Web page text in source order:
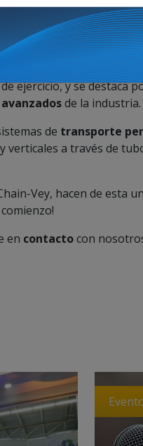
al grupo
ejercicio, y se destaca
avanzadosde la industria.
de transporte
verticales a través de
Vey, hacen de esta
en contactocon